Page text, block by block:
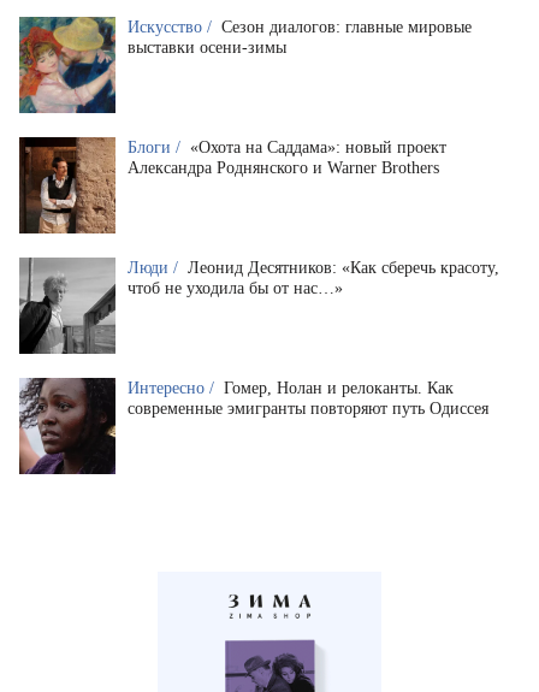
Искусство / Сезон диалогов: главные мировые
выставки осени-зимы
Блоги / «Охота на Саддама»: новый проект
Александра Роднянского и Warner Brothers
Люди / Леонид Десятников: «Как сберечь красоту,
чтоб не уходила бы от нас…»
Интересно / Гомер, Нолан и релоканты. Как
современные эмигранты повторяют путь Одиссея